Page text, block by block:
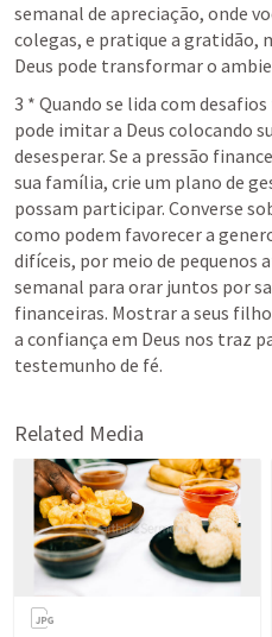
semanal de apreciação, onde
colegas, e pratique a gratidão,
Deus pode transformar o
3 * Quando se lida com
pode imitar a Deus colocando
desesperar. Se a pressão
sua família, crie um plano de
possam participar. Converse
como podem favorecer a
difíceis, por meio de pequenos
semanal para orar juntos por
financeiras. Mostrar a seus
a confiança em Deus nos traz
testemunho de fé.
Related Media